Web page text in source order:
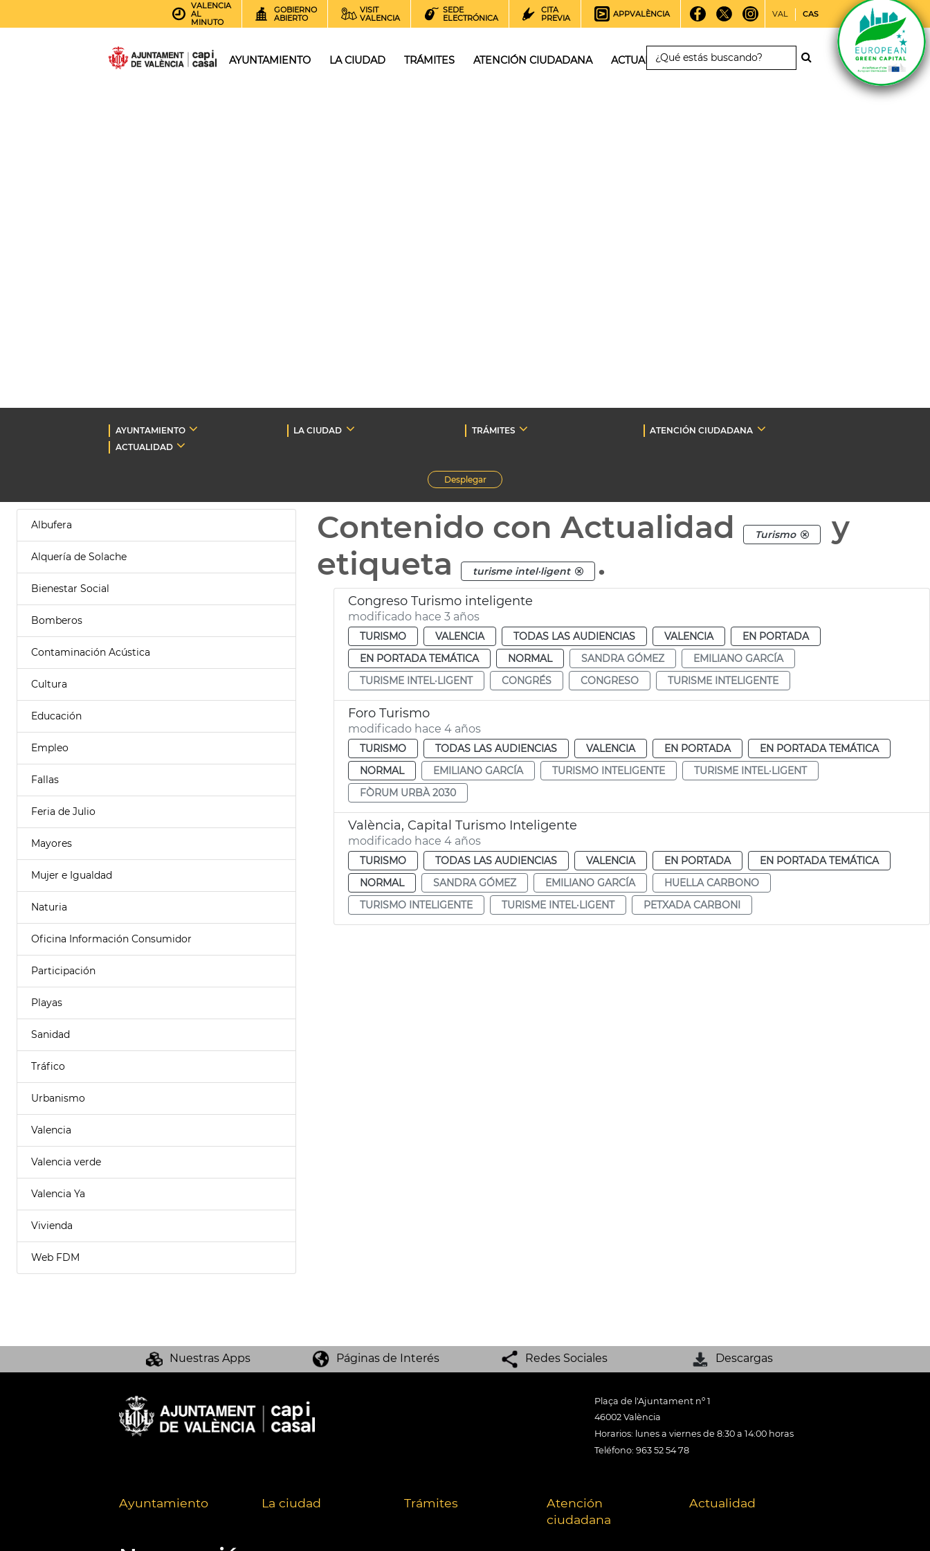
VALENCIA
AL
MINUTO
GOBIERNO
ABIERTO
VISIT
VALENCIA
SEDE
ELECTRÓNICA
CITA
PREVIA
APPVALÈNCIA VAL CAS
AYUNTAMIENTO LA CIUDAD TRÁMITES ATENCIÓN CIUDADANA ACTUALIDAD
AYUNTAMIENTO LA CIUDAD TRÁMITES
ATENCIÓN CIUDADANA
ACTUALIDAD
Desplegar
Albufera
Alquería de Solache
Bienestar Social
Bomberos
Contaminación Acústica
Cultura
Educación
Empleo
Fallas
Feria de Julio
Mayores
Mujer e Igualdad
Naturia
Oficina Información Consumidor
Participación
Playas
Sanidad
Tráfico
Urbanismo
Valencia
Valencia verde
Valencia Ya
Vivienda
Web FDM
Contenido con Actualidad Turismo
y
etiqueta
turisme intel·ligent .
Congreso Turismo inteligente
modificado hace 3 años
TURISMO VALENCIA TODAS LAS AUDIENCIAS VALENCIA
EN PORTADA
EN PORTADA TEMÁTICA
NORMAL SANDRA GÓMEZ
EMILIANO GARCÍA
TURISME INTEL·LIGENT
CONGRÉS CONGRESO TURISME INTELIGENTE
Foro Turismo
modificado hace 4 años
TURISMO TODAS LAS AUDIENCIAS VALENCIA EN PORTADA
EN PORTADA TEMÁTICA
NORMAL
EMILIANO GARCÍA TURISMO INTELIGENTE
TURISME INTEL·LIGENT
FÒRUM URBÀ 2030
València, Capital Turismo Inteligente
modificado hace 4 años
TURISMO TODAS LAS AUDIENCIAS VALENCIA EN PORTADA
EN PORTADA TEMÁTICA
NORMAL
SANDRA GÓMEZ EMILIANO GARCÍA
HUELLA CARBONO
TURISMO INTELIGENTE
TURISME INTEL·LIGENT PETXADA CARBONI
Nuestras Apps Páginas de Interés Redes Sociales Descargas
Plaça de l'Ajuntament nº 1
46002 València
Horarios: lunes a viernes de 8:30 a 14:00 horas
Teléfono: 963 52 54 78
Ayuntamiento La ciudad Trámites
Atención
ciudadana
Actualidad